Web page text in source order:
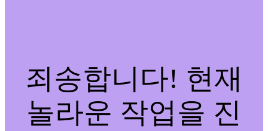
죄송합니다! 현재
놀라운 작업을 진